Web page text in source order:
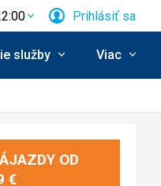
Prihlásiť sa
služby Viac
OD
€